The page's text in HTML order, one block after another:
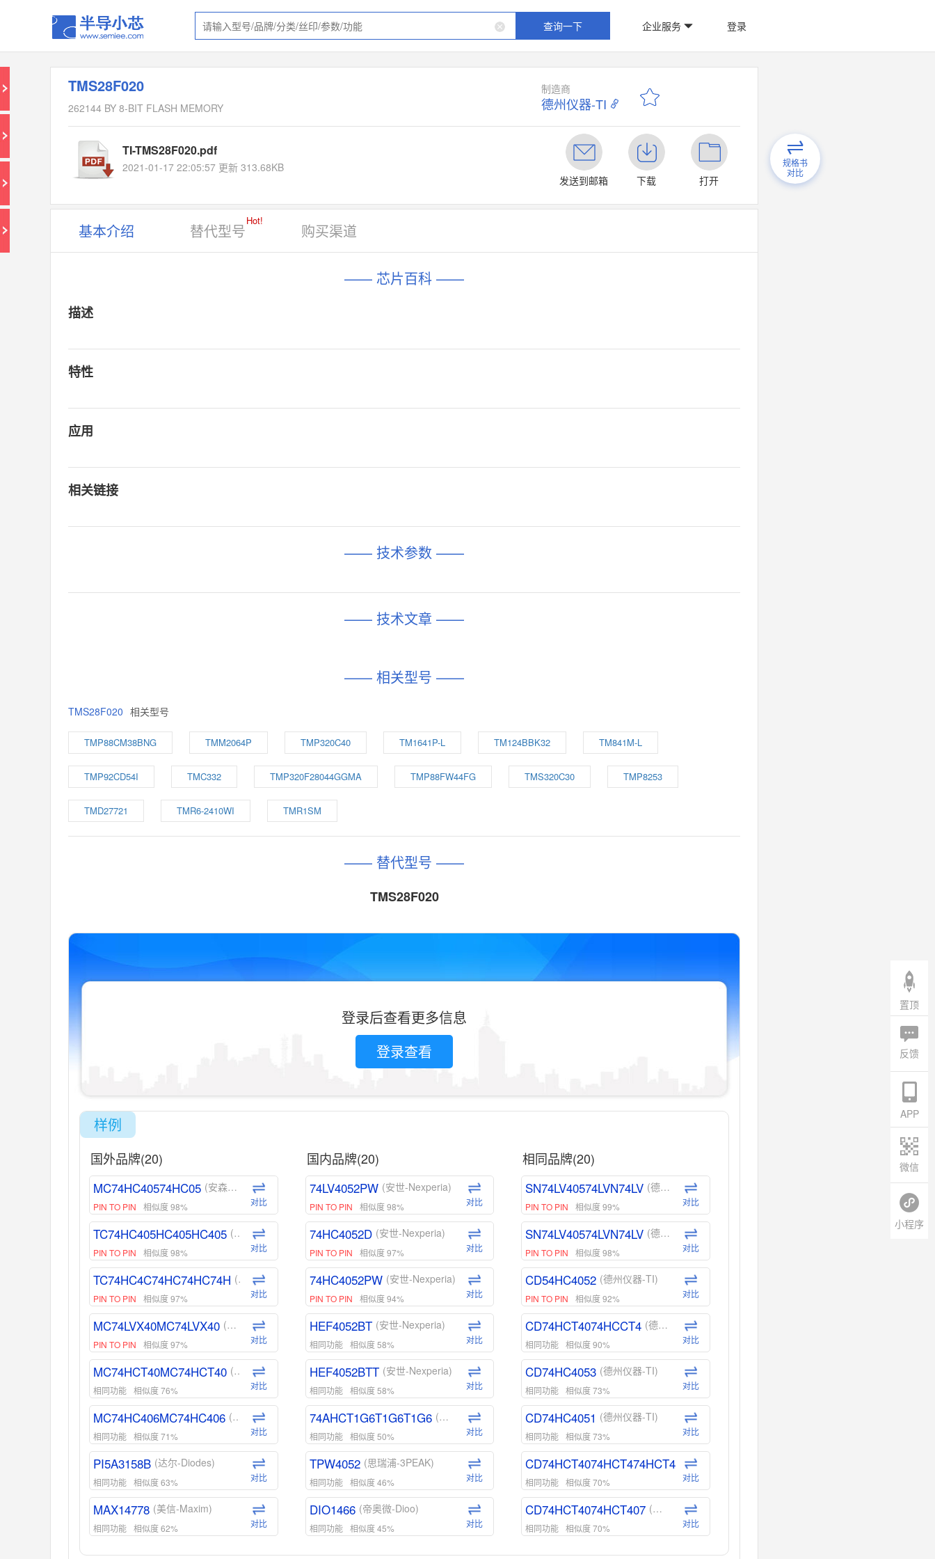
查询一下 企业服务 登录
TMS28F020
262144 BY 8-BIT FLASH MEMORY
制造商
德州仪器-TI
TI-TMS28F020.pdf
2021-01-17 22:05:57 更新 313.68KB
发送到邮箱
下载 打开
规格书
对比
基本介绍 替代型号
Hot!
购买渠道
—— 芯片百科 ——
描述
特性
应用
相关链接
—— 技术参数 ——
—— 技术文章 ——
—— 相关型号 ——
TMS28F020 相关型号
TMP88CM38BNG TMM2064P TMP320C40 TM1641P-L TM124BBK32 TM841M-L
TMP92CD54I TMC332 TMP320F28044GGMA TMP88FW44FG TMS320C30 TMP8253
TMD27721 TMR6-2410WI TMR1SM
—— 替代型号 ——
TMS28F020
登录后查看更多信息
登录查看
样例
国外品牌(20)
MC74HC40574HC05 (安森美-ON)
PIN TO PIN 相似度 98% 对比
TC74HC405HC405HC405 (东芝-Toshiba)
PIN TO PIN 相似度 98% 对比
TC74HC4C74HC74HC74H (东芝-Toshiba)
PIN TO PIN 相似度 97% 对比
MC74LVX40MC74LVX40 (安森美-ON)
PIN TO PIN 相似度 97% 对比
MC74HCT40MC74HCT40 (安森美-ON)
相同功能 相似度 76% 对比
MC74HC406MC74HC406 (安森美-ON)
相同功能 相似度 71% 对比
PI5A3158B (达尔-Diodes)
相同功能 相似度 63% 对比
MAX14778 (美信-Maxim)
相同功能 相似度 62% 对比
ADG1439 (亚德诺-ADI)
国内品牌(20)
74LV4052PW (安世-Nexperia)
PIN TO PIN 相似度 98% 对比
74HC4052D (安世-Nexperia)
PIN TO PIN 相似度 97% 对比
74HC4052PW (安世-Nexperia)
PIN TO PIN 相似度 94% 对比
HEF4052BT (安世-Nexperia)
相同功能 相似度 58% 对比
HEF4052BTT (安世-Nexperia)
相同功能 相似度 58% 对比
74AHCT1G6T1G6T1G6 (安世-Nexperia)
相同功能 相似度 50% 对比
TPW4052 (思瑞浦-3PEAK)
相同功能 相似度 46% 对比
DIO1466 (帝奥微-Dioo)
相同功能 相似度 45% 对比
DIO1159 (帝奥微-Dioo)
相同品牌(20)
SN74LV40574LVN74LV (德州仪器-TI)
PIN TO PIN 相似度 99% 对比
SN74LV40574LVN74LV (德州仪器-TI)
PIN TO PIN 相似度 98% 对比
CD54HC4052 (德州仪器-TI)
PIN TO PIN 相似度 92% 对比
CD74HCT4074HCCT4 (德州仪器-TI)
相同功能 相似度 90% 对比
CD74HC4053 (德州仪器-TI)
相同功能 相似度 73% 对比
CD74HC4051 (德州仪器-TI)
相同功能 相似度 73% 对比
CD74HCT4074HCT474HCT4 (德州仪器-TI)
相同功能 相似度 70% 对比
CD74HCT4074HCT407 (德州仪器-TI)
相同功能 相似度 70% 对比
CD74HCT4D74HDCT40 (德州仪器-TI)
置顶
反馈
APP
微信
小程序